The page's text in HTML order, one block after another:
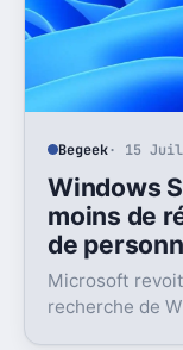
Begeek· 15 Juil
Windows
moins de
de
Microsoft
recherche de